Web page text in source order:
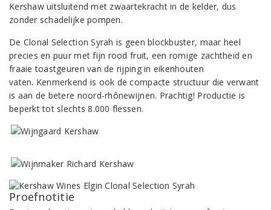
Kershaw uitsluitend met zwaartekracht in de kelder, dus
zonder schadelijke pompen.
De Clonal Selection Syrah is geen blockbuster, maar heel
precies en puur met fijn rood fruit, een romige zachtheid en
fraaie toastgeuren van de rijping in eikenhouten
vaten. Kenmerkend is ook de compacte structuur die verwant
is aan de betere noord-rhônewijnen. Prachtig! Productie is
beperkt tot slechts 8.000 flessen.
Proefnotitie